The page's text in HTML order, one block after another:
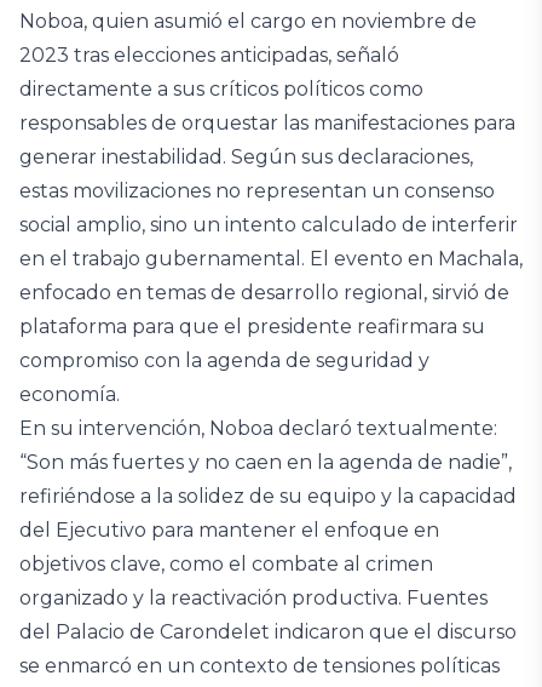
Noboa, quien asumió el cargo en noviembre de
2023 tras elecciones anticipadas, señaló
directamente a sus críticos políticos como
responsables de orquestar las manifestaciones para
generar inestabilidad. Según sus declaraciones,
estas movilizaciones no representan un consenso
social amplio, sino un intento calculado de interferir
en el trabajo gubernamental. El evento en Machala,
enfocado en temas de desarrollo regional, sirvió de
plataforma para que el presidente reafirmara su
compromiso con la agenda de seguridad y
economía.
En su intervención, Noboa declaró textualmente:
“Son más fuertes y no caen en la agenda de nadie”,
refiriéndose a la solidez de su equipo y la capacidad
del Ejecutivo para mantener el enfoque en
objetivos clave, como el combate al crimen
organizado y la reactivación productiva. Fuentes
del Palacio de Carondelet indicaron que el discurso
se enmarcó en un contexto de tensiones políticas